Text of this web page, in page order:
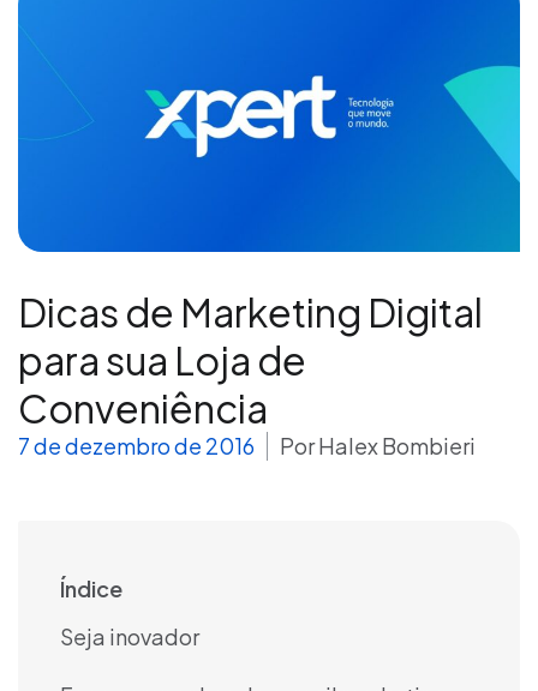
Dicas de Marketing Digital
para sua Loja de
Conveniência
7 de dezembro de 2016 PorHalex Bombieri
Índice
Seja inovador